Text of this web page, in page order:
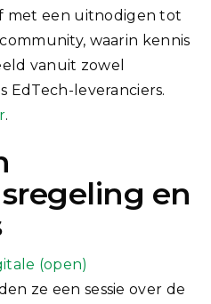
met een uitnodigen tot
waarin kennis
vanuit zowel
EdTech-leveranciers.
.
en
(open)
ze een sessie over de